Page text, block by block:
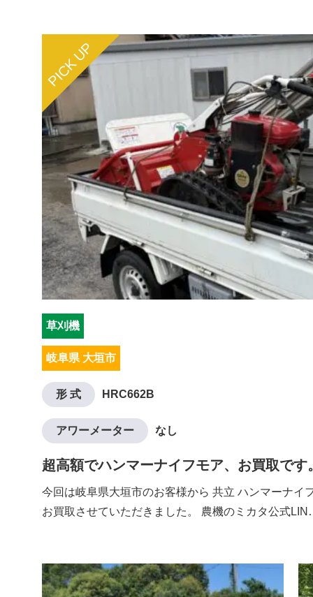
PICK UP
草刈機
岐阜県 大垣市
形 式 HRC662B
アワーメーター なし
超高額でハンマーナイフモア、お買取です
今回は岐阜県大垣市のお客様から 共立 ハンマーナイ
お買取させていただきました。 農機のミカタ公式